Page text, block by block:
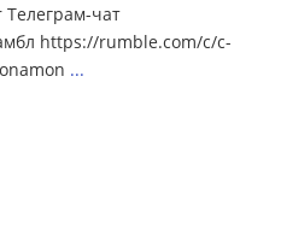
чат
https://rumble.com/c/c-
...